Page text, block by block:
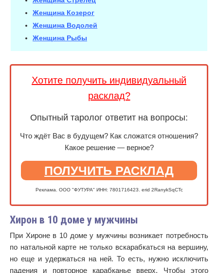
Женщина Козерог
Женщина Водолей
Женщина Рыбы
Хотите получить индивидуальный
расклад?
Опытный таролог ответит на вопросы:
Что ждёт Вас в будущем? Как сложатся отношения?
Какое решение — верное?
ПОЛУЧИТЬ РАСКЛАД
Реклама. ООО "ФУТУРА" ИНН: 7801716423. erid 2RanykSqCTc
Хирон в 10 доме у мужчины
При Хироне в 10 доме у мужчины возникает потребность
по натальной карте не только вскарабкаться на вершину,
но еще и удержаться на ней. То есть, нужно исключить
падения и повторное карабканье вверх. Чтобы этого